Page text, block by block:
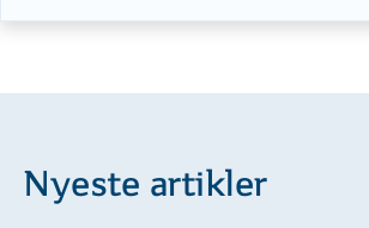
Nyeste artikler